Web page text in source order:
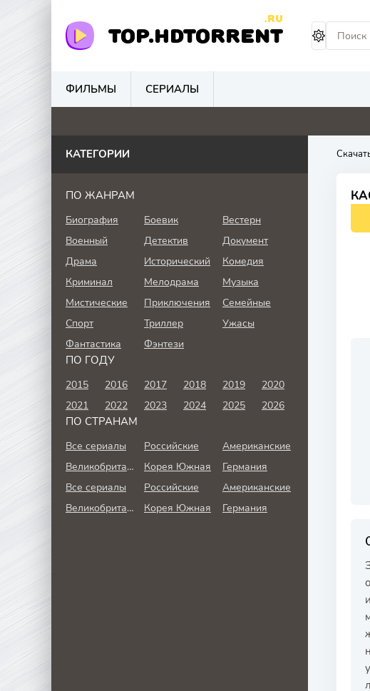
TOP.HDTORRENT
.RU
ФИЛЬМЫ СЕРИАЛЫ
3 0 0 0
КАТЕГОРИИ
ПО ЖАНРАМ
Биография Боевик
Вестерн
Военный
Детектив
Документ
Драма
Исторический
Комедия
Криминал
Мелодрама
Музыка
Мистические
Приключения
Семейные
Спорт
Триллер
Ужасы
Фантастика
Фэнтези
ПО ГОДУ
2015 2016 2017 2018 2019
2020
2021
2022 2023 2024 2025 2026
ПО СТРАНАМ
Все сериалы Российские
Американские
Великобритания
Корея Южная
Германия
Все сериалы
Российские
Американские
Великобритания
Корея Южная Германия